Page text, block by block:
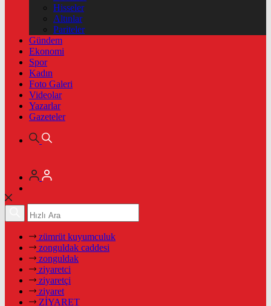
Hisseler
Altınlar
Pariteler
Gündem
Ekonomi
Spor
Kadın
Foto Galeri
Videolar
Yazarlar
Gazeteler
zümrüt kuyumculuk
zonguldak caddesi
zonguldak
ziyaretci
ziyaretçi
ziyaret
ZİYARET